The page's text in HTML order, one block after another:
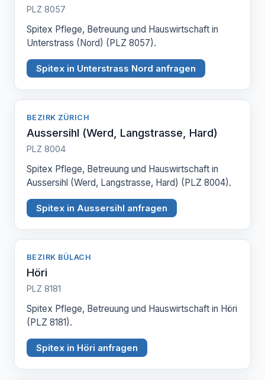
PLZ 8057
Spitex Pflege, Betreuung und Hauswirtschaft in
Unterstrass (Nord) (PLZ 8057).
Spitex in Unterstrass Nord anfragen
BEZIRK ZÜRICH
Aussersihl (Werd, Langstrasse, Hard)
PLZ 8004
Spitex Pflege, Betreuung und Hauswirtschaft in
Aussersihl (Werd, Langstrasse, Hard) (PLZ 8004).
Spitex in Aussersihl anfragen
BEZIRK BÜLACH
Höri
PLZ 8181
Spitex Pflege, Betreuung und Hauswirtschaft in Höri
(PLZ 8181).
Spitex in Höri anfragen